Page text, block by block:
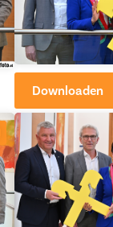
Downloaden